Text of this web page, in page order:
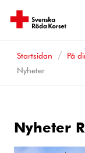
Startsidan På
Nyheter
Nyheter